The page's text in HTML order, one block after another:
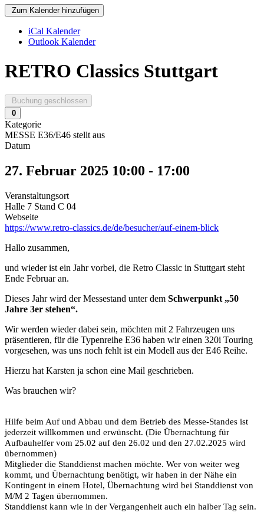
Zum Kalender hinzufügen
iCal Kalender
Outlook Kalender
RETRO Classics Stuttgart
Buchung geschlossen
0
Kategorie
MESSE E36/E46 stellt aus
Datum
27. Februar 2025 10:00 - 17:00
Veranstaltungsort
Halle 7 Stand C 04
Webseite
https://www.retro-classics.de/de/besucher/auf-einem-blick
Hallo zusammen,
und wieder ist ein Jahr vorbei, die Retro Classic in Stuttgart steht
Ende Februar an.
Dieses Jahr wird der Messestand unter dem Schwerpunkt „50
Jahre 3er stehen“.
Wir werden wieder dabei sein, möchten mit 2 Fahrzeugen uns
präsentieren, für die Typenreihe E36 haben wir einen 320i Touring
vorgesehen, was uns noch fehlt ist ein Modell aus der E46 Reihe.
Hierzu hat Karsten ja schon eine Mail geschrieben.
Was brauchen wir?
Hilfe beim Auf und Abbau und dem Betrieb des Messe-Standes ist
jederzeit willkommen und erwünscht. (Die Übernachtung für
Aufbauhelfer vom 25.02 auf den 26.02 und den 27.02.2025 wird
übernommen)
Mitglieder die Standdienst machen möchte. Wer von weiter weg
kommt, und Übernachtung benötigt, wir haben in der Nähe ein
Kontingent in einem Hotel, Übernachtung wird bei Standdienst von
M/M 2 Tagen übernommen.
Standdienst kann wie in der Vergangenheit auch ein halber Tag sein.